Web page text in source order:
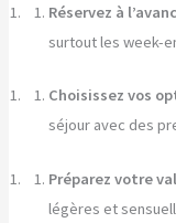
Réservez à
surtout les week-
Choisissez vos
séjour avec des
Préparez votre
légères et